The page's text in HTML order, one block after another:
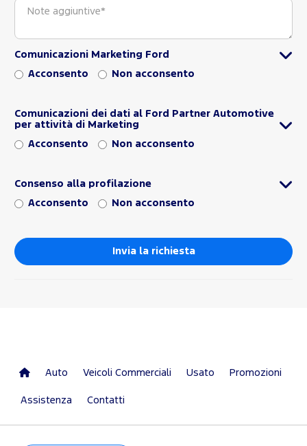
Comunicazioni Marketing Ford
Acconsento Non acconsento
Comunicazioni dei dati al Ford Partner Automotive
per attività di Marketing
Acconsento Non acconsento
Consenso alla profilazione
Acconsento Non acconsento
Auto Veicoli Commerciali Usato Promozioni
Assistenza Contatti